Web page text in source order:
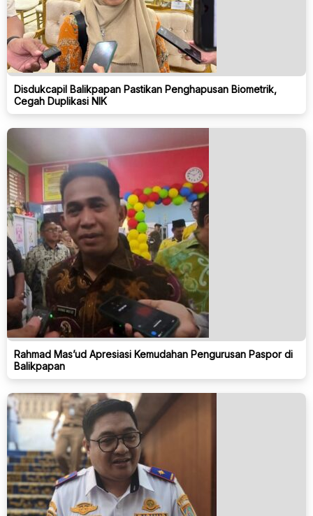
Disdukcapil Balikpapan Pastikan Penghapusan Biometrik,
Cegah Duplikasi NIK
Rahmad Mas’ud Apresiasi Kemudahan Pengurusan Paspor di
Balikpapan